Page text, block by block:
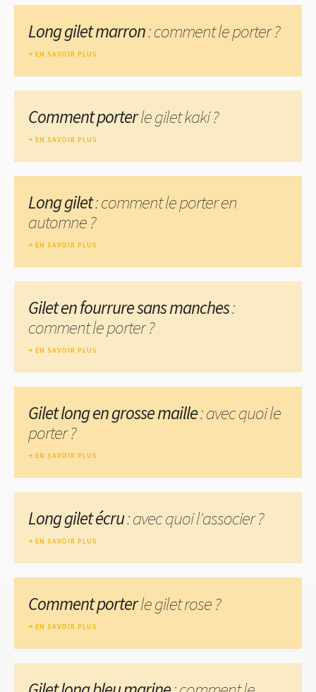
Long gilet marron: comment le porter ?
EN SAVOIR PLUS
Comment porterle gilet kaki ?
EN SAVOIR PLUS
Long gilet: comment le porter en
automne ?
EN SAVOIR PLUS
Gilet en fourrure sans manches:
comment le porter ?
EN SAVOIR PLUS
Gilet long en grosse maille: avec quoi le
porter ?
EN SAVOIR PLUS
Long gilet écru: avec quoi l'associer ?
EN SAVOIR PLUS
Comment porterle gilet rose ?
EN SAVOIR PLUS